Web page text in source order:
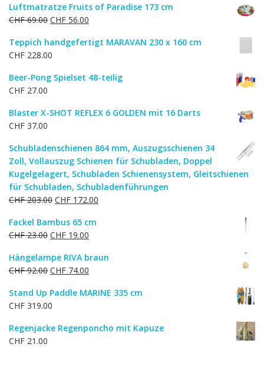
Luftmatratze Fruits of Paradise 173 cm
CHF69.00 Ursprünglicher
war:
CHF 69.00
CHF 56.00
ist:
Teppich handgefertigt MARAVAN 230 x 160 cm
CHF 228.00
Beer-Pong Spielset 48-teilig
CHF 27.00
Blaster X-SHOT REFLEX 6 GOLDEN mit 16 Darts
CHF 37.00
Schubladenschienen 864 mm, Auszugsschienen 34
Zoll, Vollauszug Schienen für Schubladen, Doppel
Kugelgelagert, Schubladen Schienensystem, Gleitschienen
für Schubladen, Schubladenführungen
CHF203.00 Ursprünglicher
war:
CHF 203.00
CHF 172.00
Fackel Bambus 65 cm
CHF23.00 Ursprünglicher
war:
CHF 23.00
CHF 19.00
ist:
CHF 19.00.
Hängelampe RIVA braun
CHF92.00 Ursprünglicher
war:
CHF 92.00
CHF 74.00
ist:
Stand Up Paddle MARINE 335 cm
CHF 319.00
Regenjacke Regenponcho mit Kapuze
CHF 21.00